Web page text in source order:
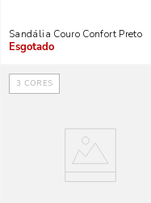
Sandália Couro Confort Preto
Indisponível
3 CORES